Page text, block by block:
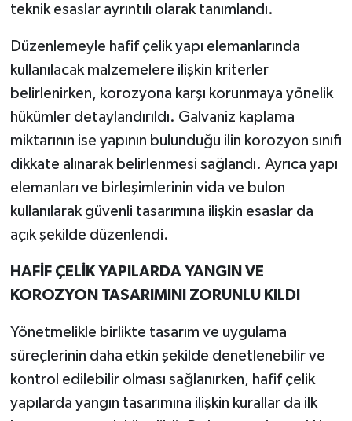
teknik esaslar ayrıntılı olarak tanımlandı.
Düzenlemeyle hafif çelik yapı elemanlarında
kullanılacak malzemelere ilişkin kriterler
belirlenirken, korozyona karşı korunmaya yönelik
hükümler detaylandırıldı. Galvaniz kaplama
miktarının ise yapının bulunduğu ilin korozyon sınıfı
dikkate alınarak belirlenmesi sağlandı. Ayrıca yapı
elemanları ve birleşimlerinin vida ve bulon
kullanılarak güvenli tasarımına ilişkin esaslar da
açık şekilde düzenlendi.
HAFİF ÇELİK YAPILARDA YANGIN VE
KOROZYON TASARIMINI ZORUNLU KILDI
Yönetmelikle birlikte tasarım ve uygulama
süreçlerinin daha etkin şekilde denetlenebilir ve
kontrol edilebilir olması sağlanırken, hafif çelik
yapılarda yangın tasarımına ilişkin kurallar da ilk